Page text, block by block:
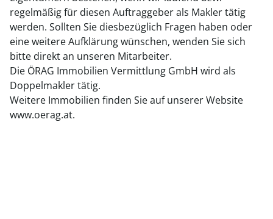
regelmäßig für diesen Auftraggeber als Makler tätig
werden. Sollten Sie diesbezüglich Fragen haben oder
eine weitere Aufklärung wünschen, wenden Sie sich
bitte direkt an unseren Mitarbeiter.
Die ÖRAG Immobilien Vermittlung GmbH wird als
Doppelmakler tätig.
Weitere Immobilien finden Sie auf unserer Website
www.oerag.at.